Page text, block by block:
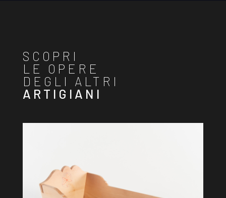
SCOPRI
LE OPERE
DEGLI ALTRI
ARTIGIANI